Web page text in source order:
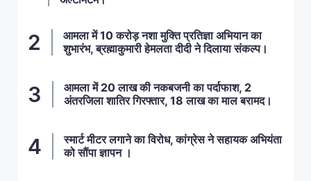
आमला में 10 करोड़ नशा मुक्ति प्रतिज्ञा अभियान का
शुभारंभ, ब्रह्माकुमारी हेमलता दीदी ने दिलाया संकल्प।
आमला में 20 लाख की नकबजनी का पर्दाफाश, 2
अंतरजिला शातिर गिरफ्तार, 18 लाख का माल बरामद।
स्मार्ट मीटर लगाने का विरोध, कांग्रेस ने सहायक अभियंता
को सौंपा ज्ञापन ।